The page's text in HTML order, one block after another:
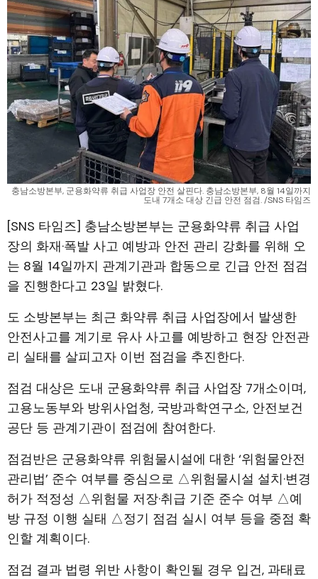
충남소방본부, 군용화약류 취급 사업장 안전 살핀다. 충남소방본부, 8월 14일까지
도내 7개소 대상 긴급 안전 점검. /SNS 타임즈
[SNS 타임즈] 충남소방본부는 군용화약류 취급 사업
장의 화재·폭발 사고 예방과 안전 관리 강화를 위해 오
는 8월 14일까지 관계기관과 합동으로 긴급 안전 점검
을 진행한다고 23일 밝혔다.
도 소방본부는 최근 화약류 취급 사업장에서 발생한
안전사고를 계기로 유사 사고를 예방하고 현장 안전관
리 실태를 살피고자 이번 점검을 추진한다.
점검 대상은 도내 군용화약류 취급 사업장 7개소이며,
고용노동부와 방위사업청, 국방과학연구소, 안전보건
공단 등 관계기관이 점검에 참여한다.
점검반은 군용화약류 위험물시설에 대한 ‘위험물안전
관리법’ 준수 여부를 중심으로 △위험물시설 설치·변경
허가 적정성 △위험물 저장·취급 기준 준수 여부 △예
방 규정 이행 실태 △정기 점검 실시 여부 등을 중점 확
인할 계획이다.
점검 결과 법령 위반 사항이 확인될 경우 입건, 과태료